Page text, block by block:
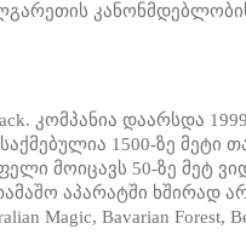
კომპანია დაარსდა
1500-ზე მეტი
მოიცავს 50-ზე მეტ
აპარატში ხშირად
Magic, Bavarian Forest,